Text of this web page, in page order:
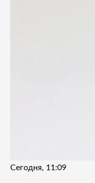
Сегодня, 11:09